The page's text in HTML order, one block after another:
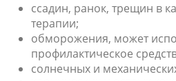
ссадин, ранок, трещин в
терапии;
обморожения, может
профилактическое
солнечных и